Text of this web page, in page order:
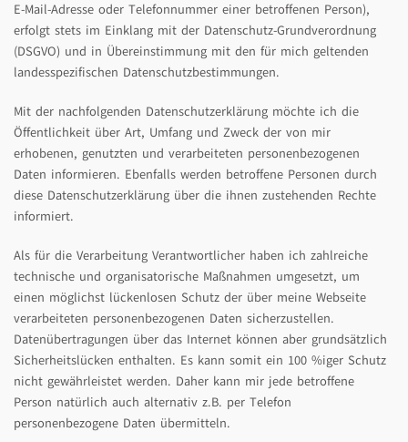
E-Mail-Adresse oder Telefonnummer einer betroffenen Person),
erfolgt stets im Einklang mit der Datenschutz-Grundverordnung
(DSGVO) und in Übereinstimmung mit den für mich geltenden
landesspezifischen Datenschutzbestimmungen.
Mit der nachfolgenden Datenschutzerklärung möchte ich die
Öffentlichkeit über Art, Umfang und Zweck der von mir
erhobenen, genutzten und verarbeiteten personenbezogenen
Daten informieren. Ebenfalls werden betroffene Personen durch
diese Datenschutzerklärung über die ihnen zustehenden Rechte
informiert.
Als für die Verarbeitung Verantwortlicher haben ich zahlreiche
technische und organisatorische Maßnahmen umgesetzt, um
einen möglichst lückenlosen Schutz der über meine Webseite
verarbeiteten personenbezogenen Daten sicherzustellen.
Datenübertragungen über das Internet können aber grundsätzlich
Sicherheitslücken enthalten. Es kann somit ein 100 %iger Schutz
nicht gewährleistet werden. Daher kann mir jede betroffene
Person natürlich auch alternativ z.B. per Telefon
personenbezogene Daten übermitteln.